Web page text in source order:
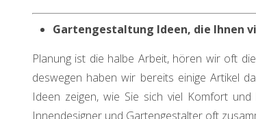
Gartengestaltung Ideen, die Ihnen
Planung ist die halbe Arbeit, hören wir oft
deswegen haben wir bereits einige Artikel
Ideen zeigen, wie Sie sich viel Komfort
Innendesigner und Gartengestalter oft